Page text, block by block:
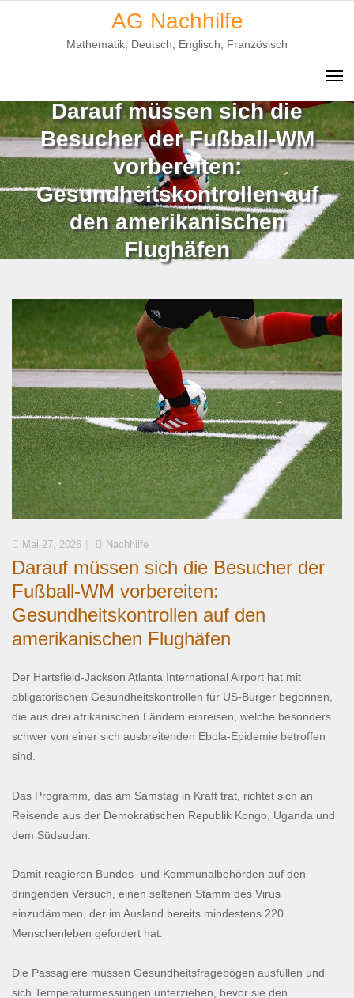
AG Nachhilfe
Mathematik, Deutsch, Englisch, Französisch
Darauf müssen sich die
Besucher der Fußball-WM
vorbereiten:
Gesundheitskontrollen auf
den amerikanischen
Flughäfen
Mai 27, 2026 Nachhilfe
Darauf müssen sich die Besucher der
Fußball-WM vorbereiten:
Gesundheitskontrollen auf den
amerikanischen Flughäfen
Der Hartsfield-Jackson Atlanta International Airport hat mit
obligatorischen Gesundheitskontrollen für US-Bürger begonnen,
die aus drei afrikanischen Ländern einreisen, welche besonders
schwer von einer sich ausbreitenden Ebola-Epidemie betroffen
sind.
Das Programm, das am Samstag in Kraft trat, richtet sich an
Reisende aus der Demokratischen Republik Kongo, Uganda und
dem Südsudan.
Damit reagieren Bundes- und Kommunalbehörden auf den
dringenden Versuch, einen seltenen Stamm des Virus
einzudämmen, der im Ausland bereits mindestens 220
Menschenleben gefordert hat.
Die Passagiere müssen Gesundheitsfragebögen ausfüllen und
sich Temperaturmessungen unterziehen, bevor sie den